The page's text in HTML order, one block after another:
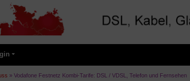
» Vodafone Festnetz Kombi-Tarife: DSL / VDSL, Telefon und Fernsehen